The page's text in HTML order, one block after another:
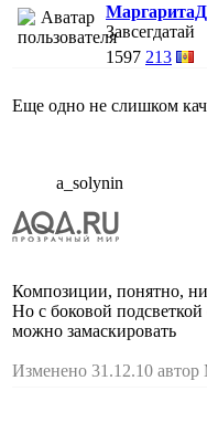
МаргаритаД
Завсегдатай
1597 213
Еще одно не слишком
a_solynin
Композиции, понятно,
Но с боковой
можно замаскировать
Изменено 31.12.10